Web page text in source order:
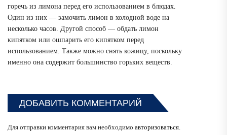
горечь из лимона перед его использованием в блюдах.
Один из них — замочить лимон в холодной воде на
несколько часов. Другой способ — обдать лимон
кипятком или ошпарить его кипятком перед
использованием. Также можно снять кожицу, поскольку
именно она содержит большинство горьких веществ.
ДОБАВИТЬ КОММЕНТАРИЙ
Для отправки комментария вам необходимо авторизоваться.